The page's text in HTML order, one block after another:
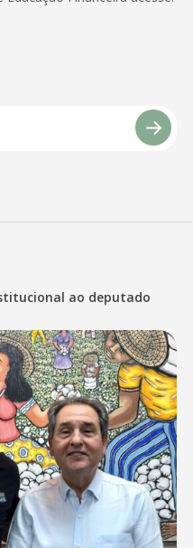
ao deputado